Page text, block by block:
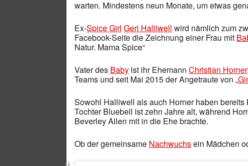
warten. Mindestens neun Monate, um etwas
Ex-Spice Girl Geri Halliwell wird nämlich zum
Facebook-Seite die Zeichnung einer Frau mit
Natur. Mama Spice“
Vater des Baby ist ihr Ehemann Christian Horner
Teams und seit Mai 2015 der Angetraute von „
Sowohl Halliwell als auch Horner haben
Tochter Bluebell ist zehn Jahre alt, während
Beverley Allen mit in die Ehe brachte.
Ob der gemeinsame Nachwuchsein Mädchen